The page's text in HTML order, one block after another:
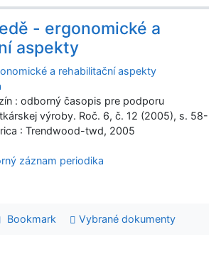
- ergonomické a
aspekty
a rehabilitační aspekty
: odborný časopis pre podporu
výroby. Roč. 6, č. 12 (2005), s. 58-
: Trendwood-twd, 2005
záznam periodika
Bookmark Vybrané dokumenty